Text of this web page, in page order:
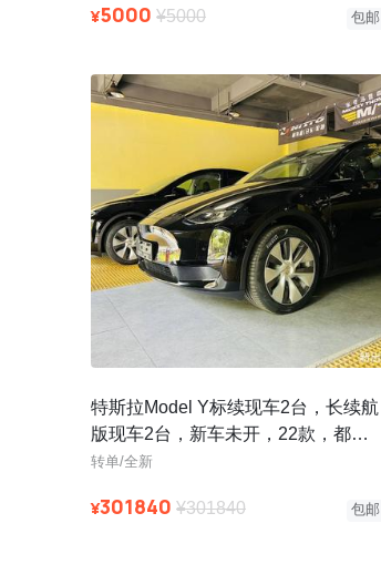
¥5000 ¥5000 包邮
特斯拉Model Y标续现车2台，长续航
版现车2台，新车未开，22款，都是
几公里的新车，手续齐全，涨
转单/全新
¥301840 ¥301840 包邮